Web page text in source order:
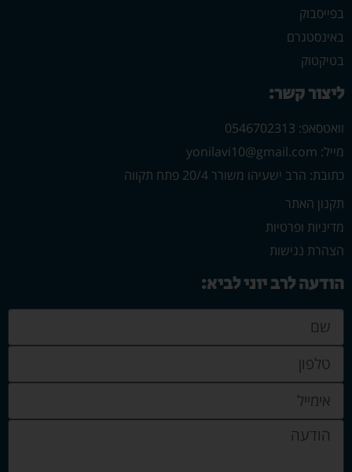
בפייסבוק
באינסטגרם
בטיקטוק
ליצור קשר:
וואטסאפ: 0546702313
מייל: yonilavi10@gmail.com
כתובת: הרב ישעיהו משורר 20/4 פתח תקווה
תקנון האתר
מדיניות ופרטיות
הצהרת נגישות
הודעה לרב יוני לביא: